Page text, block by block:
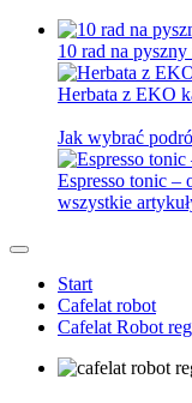
10 rad na pyszny
Herbata z EKO
Jak wybrać
Espresso tonic –
wszystkie
Start
Cafelat robot
Cafelat Robot